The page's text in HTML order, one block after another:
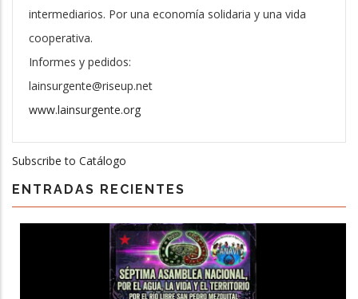
intermediarios. Por una economía solidaria y una vida
cooperativa.
Informes y pedidos:
lainsurgente@riseup.net
www.lainsurgente.org
Subscribe to Catálogo
ENTRADAS RECIENTES